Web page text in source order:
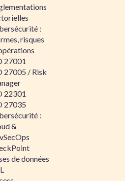
:
risques
27001
27005 / Risk
22301
27035
:
&
de données